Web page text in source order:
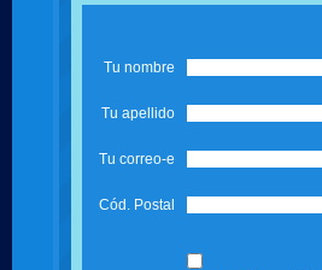
Tu nombre
Tu apellido
Tu correo-e
Cód. Postal